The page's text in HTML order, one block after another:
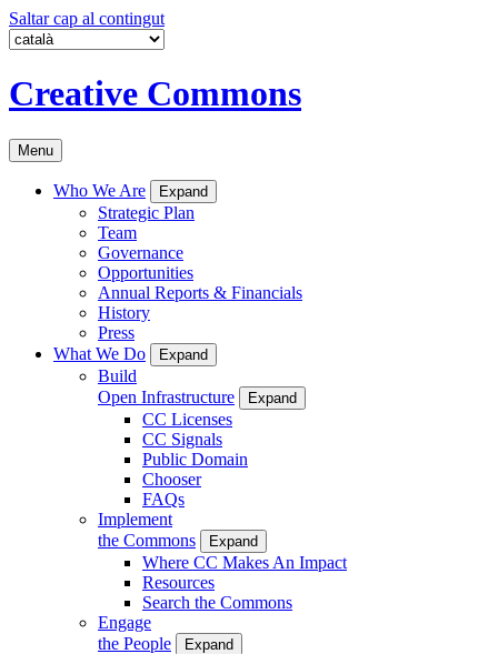
Saltar cap al contingut
Creative Commons
Menu
Who We Are Expand
Strategic Plan
Team
Governance
Opportunities
Annual Reports & Financials
History
Press
What We Do
Expand
Build
Open Infrastructure
Expand
CC Licenses
CC Signals
Public Domain
Chooser
FAQs
Implement
the Commons
Expand
Where CC Makes An Impact
Resources
Search the Commons
Engage
the People
Expand